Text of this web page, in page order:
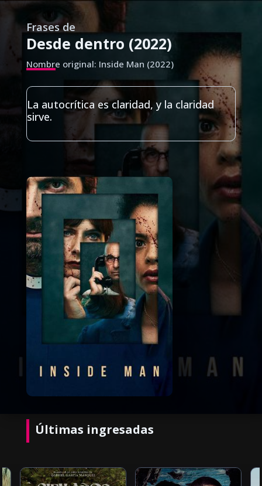
Frases de
Desde dentro (2022)
Nombre original: Inside Man (2022)
La autocrítica es claridad, y la claridad
sirve.
Últimas ingresadas